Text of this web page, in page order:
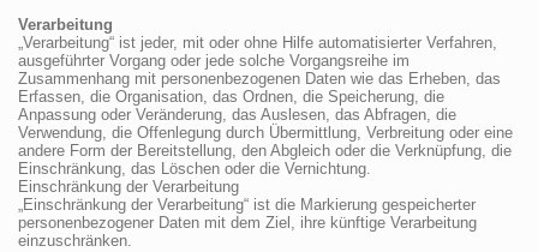
Verarbeitung
„Verarbeitung“ ist jeder, mit oder ohne Hilfe automatisierter Verfahren,
ausgeführter Vorgang oder jede solche Vorgangsreihe im
Zusammenhang mit personenbezogenen Daten wie das Erheben, das
Erfassen, die Organisation, das Ordnen, die Speicherung, die
Anpassung oder Veränderung, das Auslesen, das Abfragen, die
Verwendung, die Offenlegung durch Übermittlung, Verbreitung oder eine
andere Form der Bereitstellung, den Abgleich oder die Verknüpfung, die
Einschränkung, das Löschen oder die Vernichtung.
Einschränkung der Verarbeitung
„Einschränkung der Verarbeitung“ ist die Markierung gespeicherter
personenbezogener Daten mit dem Ziel, ihre künftige Verarbeitung
einzuschränken.